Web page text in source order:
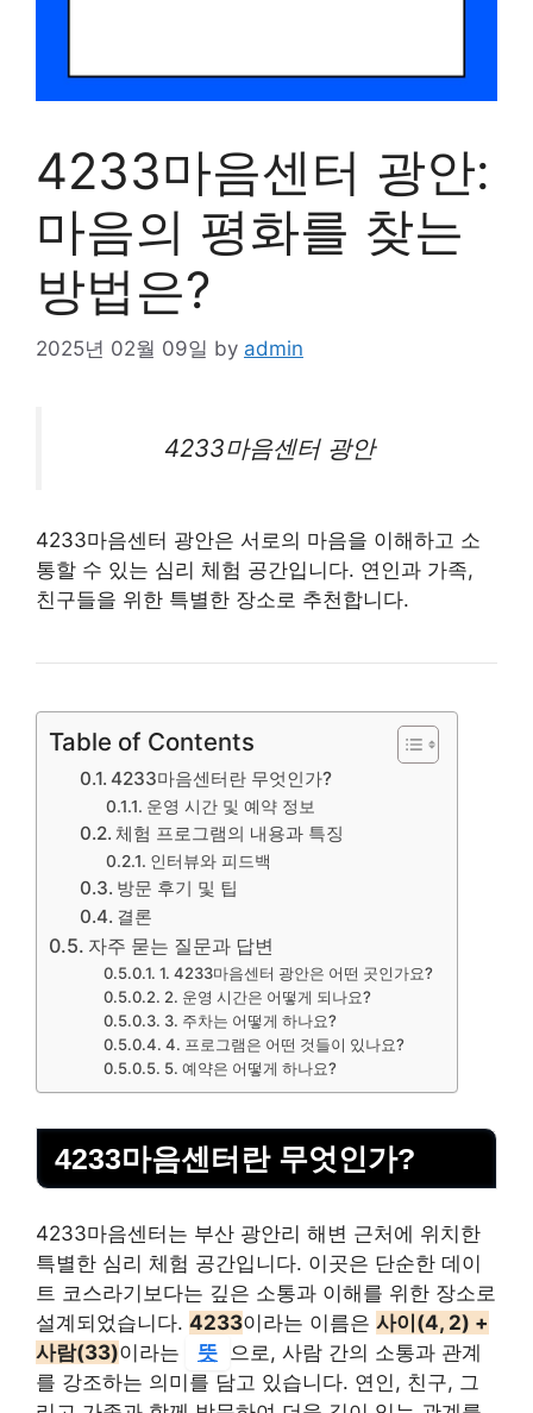
4233마음센터 광안:
마음의 평화를 찾는
방법은?
2025년 02월 09일 by admin
4233마음센터 광안
4233마음센터 광안은 서로의 마음을 이해하고 소
통할 수 있는 심리 체험 공간입니다. 연인과 가족,
친구들을 위한 특별한 장소로 추천합니다.
Table of Contents
4233마음센터란 무엇인가?
운영 시간 및 예약 정보
체험 프로그램의 내용과 특징
인터뷰와 피드백
방문 후기 및 팁
결론
자주 묻는 질문과 답변
1. 4233마음센터 광안은 어떤 곳인가요?
2. 운영 시간은 어떻게 되나요?
3. 주차는 어떻게 하나요?
4. 프로그램은 어떤 것들이 있나요?
5. 예약은 어떻게 하나요?
4233마음센터란 무엇인가?
4233마음센터는 부산 광안리 해변 근처에 위치한
특별한 심리 체험 공간입니다. 이곳은 단순한 데이
트 코스라기보다는 깊은 소통과 이해를 위한 장소로
설계되었습니다. 4233이라는 이름은 사이(4, 2) +
사람(33)이라는 뜻 으로, 사람 간의 소통과 관계
를 강조하는 의미를 담고 있습니다. 연인, 친구, 그